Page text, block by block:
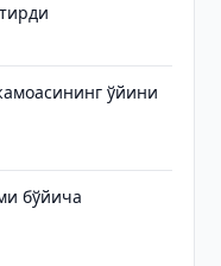
ўйини
бўйича